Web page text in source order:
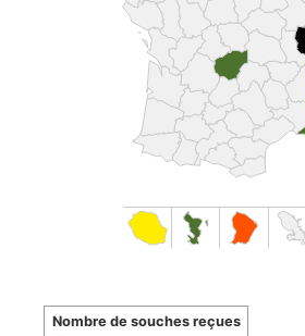
Nombre de souches reçues